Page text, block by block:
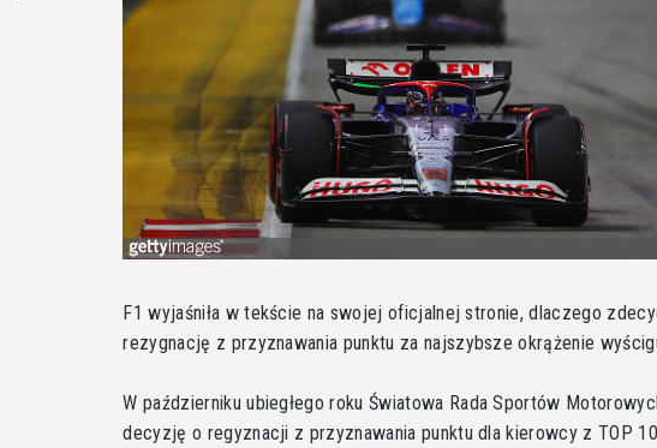
F1 wyjaśniła w tekście na swojej oficjalnej stronie, dlaczego
rezygnację z przyznawania punktu za najszybsze okrążenie
W październiku ubiegłego roku Światowa Rada Sportów
decyzję o regyznacji z przyznawania punktu dla kierowcy z TOP